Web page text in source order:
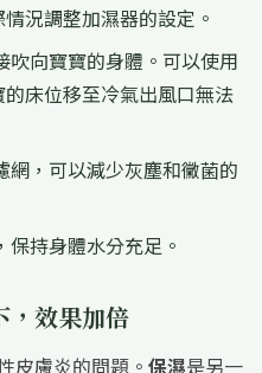
況調整加濕器的設定。
吹向寶寶的身體。可以使用
床位移至冷氣出風口無法
網，可以減少灰塵和黴菌的
保持身體水分充足。
，效果加倍
皮膚炎的問題。 保濕是另一